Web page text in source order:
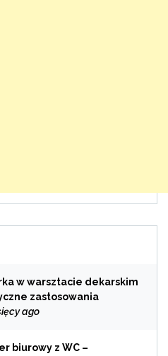
w warsztacie dekarskim
zastosowania
ago
biurowy z WC –